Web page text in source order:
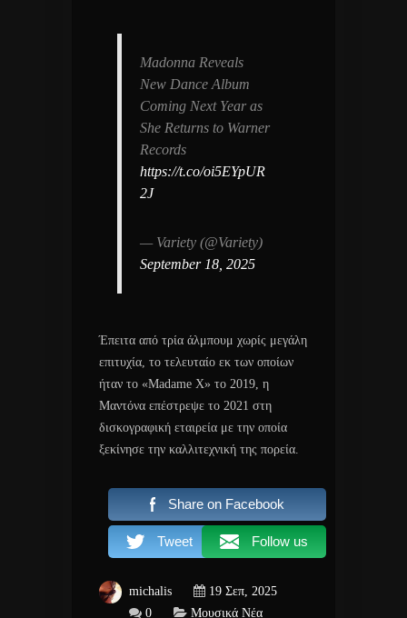
Madonna Reveals
New Dance Album
Coming Next Year as
She Returns to Warner
Records
https://t.co/oi5EYpUR
2J
— Variety (@Variety)
September 18, 2025
Έπειτα από τρία άλμπουμ χωρίς μεγάλη
επιτυχία, το τελευταίο εκ των οποίων
ήταν το «Madame X» το 2019, η
Μαντόνα επέστρεψε το 2021 στη
δισκογραφική εταιρεία με την οποία
ξεκίνησε την καλλιτεχνική της πορεία.
Share on Facebook
Tweet Follow us
michalis
19 Σεπ, 2025
0
Μουσικά Νέα